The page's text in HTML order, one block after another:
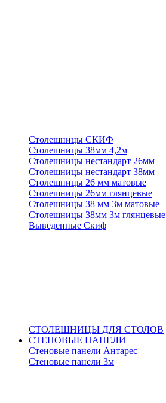
Столешницы СКИФ
Столешницы 38мм 4,2м
Столешницы нестандарт 26мм
Столешницы нестандарт 38мм
Столешницы 26 мм матовые
Столешницы 26мм глянцевые
Столешницы 38 мм 3м матовые
Столешницы 38мм 3м глянцевые
Выведенные Скиф
СТОЛЕШНИЦЫ ДЛЯ СТОЛОВ
СТЕНОВЫЕ ПАНЕЛИ
Стеновые панели Антарес
Стеновые панели 3м